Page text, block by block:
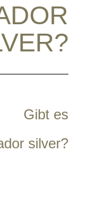
Gibt es
silver?